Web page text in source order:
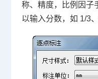
称、精度，比例因子
以输入分数，如 1/3